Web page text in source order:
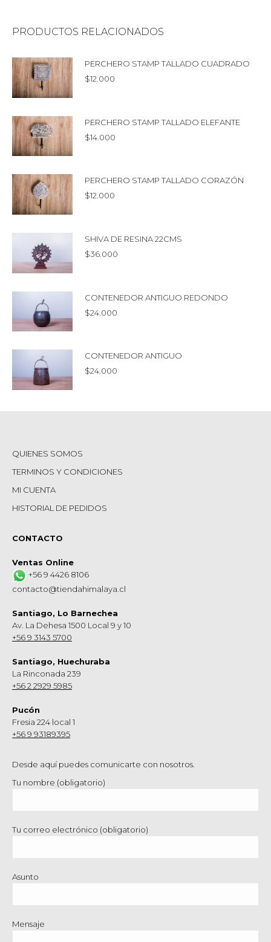
PRODUCTOS RELACIONADOS
PERCHERO STAMP TALLADO CUADRADO
$12.000
PERCHERO STAMP TALLADO ELEFANTE
$14.000
PERCHERO STAMP TALLADO CORAZÓN
$12.000
SHIVA DE RESINA 22CMS
$36.000
CONTENEDOR ANTIGUO REDONDO
$24.000
CONTENEDOR ANTIGUO
$24.000
QUIENES SOMOS
TERMINOS Y CONDICIONES
MI CUENTA
HISTORIAL DE PEDIDOS
CONTACTO
Ventas Online
+56 9 4426 8106
contacto@tiendahimalaya.cl
Santiago, Lo Barnechea
Av. La Dehesa 1500 Local 9 y 10
+56 9 3143 5700
Santiago, Huechuraba
La Rinconada 239
+56 2 2929 5985
Pucón
Fresia 224 local 1
+56 9 93189395
Desde aquí puedes comunicarte con nosotros.
Tu nombre (obligatorio)
Tu correo electrónico (obligatorio)
Asunto
Mensaje